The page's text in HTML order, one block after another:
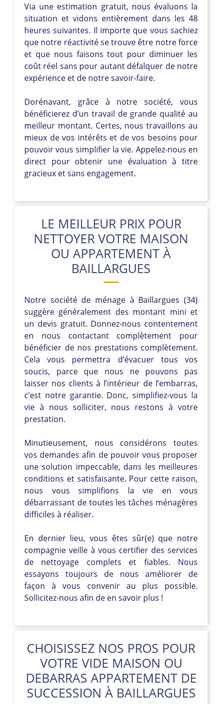
Via une estimation gratuit, nous évaluons la
situation et vidons entièrement dans les 48
heures suivantes. Il importe que vous sachiez
que notre réactivité se trouve être notre force
et que nous faisons tout pour diminuer les
coût réel sans pour autant défalquer de notre
expérience et de notre savoir-faire.
Dorénavant, grâce à notre société, vous
bénéficierez d’un travail de grande qualité au
meilleur montant. Certes, nous travaillons au
mieux de vos intérêts et de vos besoins pour
pouvoir vous simplifier la vie. Appelez-nous en
direct pour obtenir une évaluation à titre
gracieux et sans engagement.
LE MEILLEUR PRIX POUR
NETTOYER VOTRE MAISON
OU APPARTEMENT À
BAILLARGUES
Notre société de ménage à Baillargues (34)
suggère généralement des montant mini et
un devis gratuit. Donnez-nous contentement
en nous contactant complètement pour
bénéficier de nos prestations complètement.
Cela vous permettra d’évacuer tous vos
soucis, parce que nous ne pouvons pas
laisser nos clients à l’intérieur de l’embarras,
c’est notre garantie. Donc, simplifiez-vous la
vie à nous solliciter, nous restons à votre
prestation.
Minutieusement, nous considérons toutes
vos demandes afin de pouvoir vous proposer
une solution impeccable, dans les meilleures
conditions et satisfaisante. Pour cette raison,
nous vous simplifions la vie en vous
débarrassant de toutes les tâches ménagères
difficiles à réaliser.
En dernier lieu, vous êtes sûr(e) que notre
compagnie veille à vous certifier des services
de nettoyage complets et fiables. Nous
essayons toujours de nous améliorer de
façon à vous convenir au plus possible.
Sollicitez-nous afin de en savoir plus !
CHOISISSEZ NOS PROS POUR
VOTRE VIDE MAISON OU
DEBARRAS APPARTEMENT DE
SUCCESSION À BAILLARGUES